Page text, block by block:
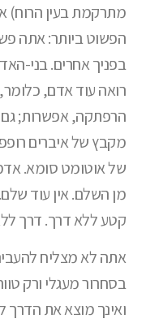
מתרקמת בעין הרוח)
הפשוט ביותר: אתה
בפניך אחרים. בני-
רואה עוד אדם,
הרפתקה, אפשרות; גם
מקבץ של איברים
של אוטומט סומא.
מן השלם. אין עוד
קטע ללא דרך. דרך
אתה לא מצליח
בסחרור מעגלי ורק
ואינך מוצא את הדרך